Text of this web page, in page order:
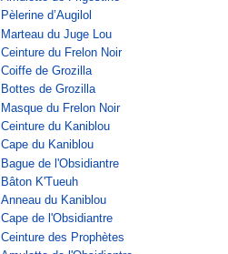
Pèlerine d’Augilol
Marteau du Juge Lou
Ceinture du Frelon Noir
Coiffe de Grozilla
Bottes de Grozilla
Masque du Frelon Noir
Ceinture du Kaniblou
Cape du Kaniblou
Bague de l'Obsidiantre
Bâton K'Tueuh
Anneau du Kaniblou
Cape de l'Obsidiantre
Ceinture des Prophètes